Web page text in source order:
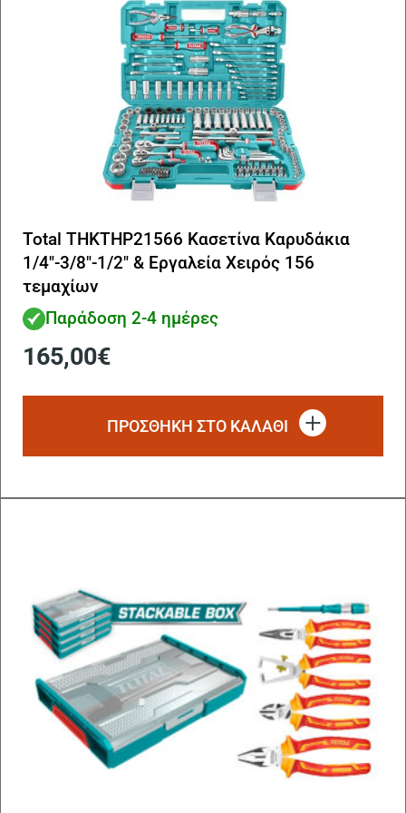
Total THKTHP21566 Κασετίνα Καρυδάκια
1/4″-3/8″-1/2″ & Εργαλεία Χειρός 156
τεμαχίων
Παράδοση 2-4 ημέρες
165,00€
ΠΡΟΣΘΗΚΗ ΣΤΟ ΚΑΛΑΘΙ